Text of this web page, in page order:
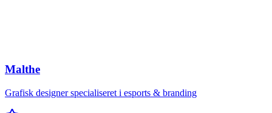
Malthe
Grafisk designer specialiseret i esports & branding